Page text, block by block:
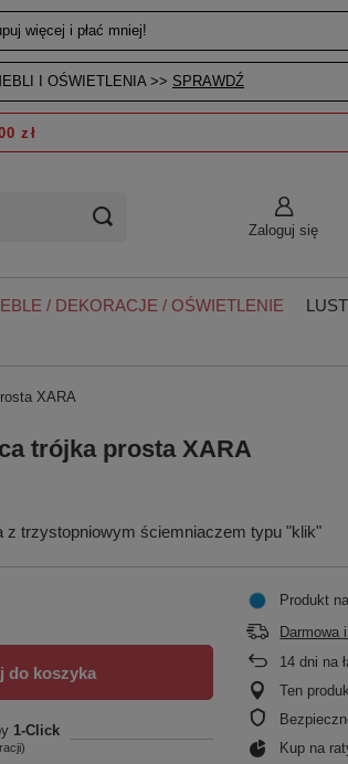
więcej i płać mniej!
I OŚWIETLENIA >> SPRAWDŹ
Zaloguj się
zł
/ DEKORACJE / OŚWIETLENIE
XARA
trójka prosta XARA
z trzystopniowym ściemniaczem typu "klik"
do koszyka
1-Click
Produkt
Darmowa
14 dni na
Ten
Kup na